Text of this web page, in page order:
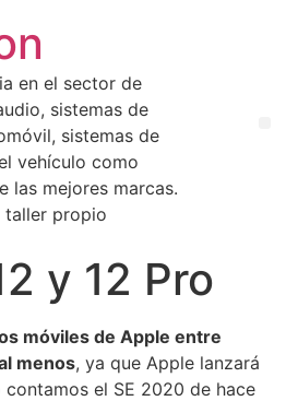
en el sector de
sistemas de
sistemas de
vehículo como
las mejores marcas.
taller propio
y 12 Pro
móviles de Apple entre
menos, ya que Apple lanzará
el SE 2020 de hace